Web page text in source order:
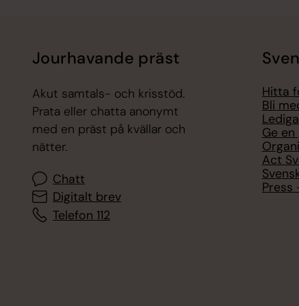
Jourhavande präst
Akut samtals- och krisstöd.
Prata eller chatta anonymt
med en präst på kvällar och
nätter.
Chatt
Digitalt brev
Telefon 112
Hitta
Bli
Ge en
Act
Press